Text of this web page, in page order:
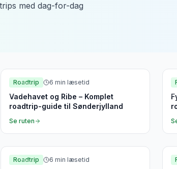
med dag-for-dag
Roadtrip 6 min læsetid
Vadehavet og Ribe – Komplet
roadtrip-guide til Sønderjylland
Se ruten
Bornholm
Roadtrip 6 min læsetid